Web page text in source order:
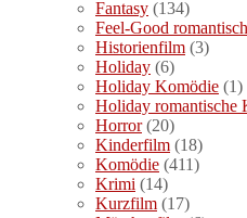
Fantasy (134)
Feel-Good
Historienfilm (3)
Holiday (6)
Holiday Komödie (1)
Holiday romantische
Horror(20)
Kinderfilm (18)
Komödie (411)
Krimi (14)
Kurzfilm (17)